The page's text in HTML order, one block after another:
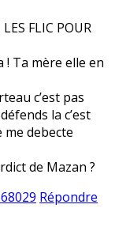
FLIC POUR
! Ta mère elle en
c’est pas
la c’est
debecte
de Mazan ?
Répondre